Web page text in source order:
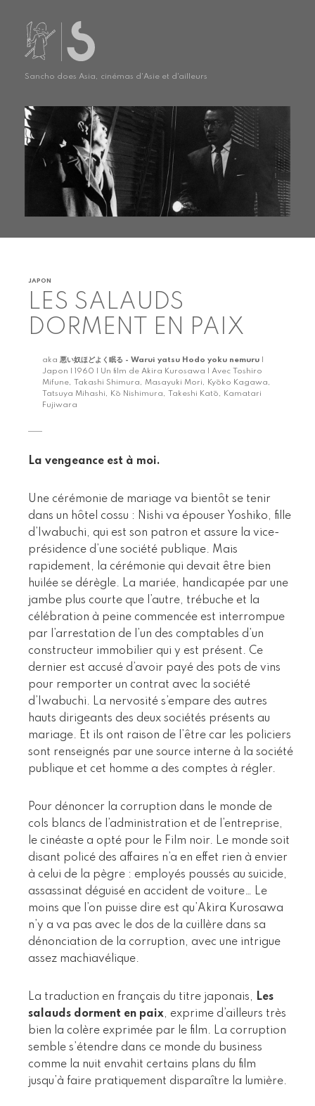
Sancho does Asia, cinémas d'Asie et d'ailleurs
JAPON
LES SALAUDS
DORMENT EN PAIX
aka 悪い奴ほどよく眠る - Warui yatsu Hodo yoku nemuru
Japon | 1960 | Un film de Akira Kurosawa | Avec Toshiro
Mifune, Takashi Shimura, Masayuki Mori, Kyōko Kagawa,
Tatsuya Mihashi, Kō Nishimura, Takeshi Katō, Kamatari
Fujiwara
La vengeance est à moi.
Une cérémonie de mariage va bientôt se tenir
dans un hôtel cossu : Nishi va épouser Yoshiko, fille
d’Iwabuchi, qui est son patron et assure la vice-
présidence d’une société publique. Mais
rapidement, la cérémonie qui devait être bien
huilée se dérègle. La mariée, handicapée par une
jambe plus courte que l’autre, trébuche et la
célébration à peine commencée est interrompue
par l’arrestation de l’un des comptables d’un
constructeur immobilier qui y est présent. Ce
dernier est accusé d’avoir payé des pots de vins
pour remporter un contrat avec la société
d’Iwabuchi. La nervosité s’empare des autres
hauts dirigeants des deux sociétés présents au
mariage. Et ils ont raison de l’être car les policiers
sont renseignés par une source interne à la société
publique et cet homme a des comptes à régler.
Pour dénoncer la corruption dans le monde de
cols blancs de l’administration et de l’entreprise,
le cinéaste a opté pour le Film noir. Le monde soit
disant policé des affaires n’a en effet rien à envier
à celui de la pègre : employés poussés au suicide,
assassinat déguisé en accident de voiture… Le
moins que l’on puisse dire est qu’Akira Kurosawa
n’y a va pas avec le dos de la cuillère dans sa
dénonciation de la corruption, avec une intrigue
assez machiavélique.
La traduction en français du titre japonais, Les
salauds dorment en paix, exprime d’ailleurs très
bien la colère exprimée par le film. La corruption
semble s’étendre dans ce monde du business
comme la nuit envahit certains plans du film
jusqu’à faire pratiquement disparaître la lumière.